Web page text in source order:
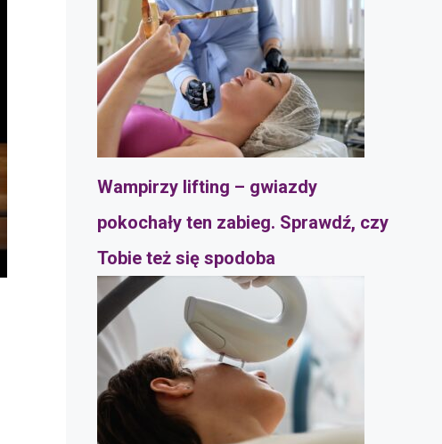
Wampirzy lifting – gwiazdy
pokochały ten zabieg. Sprawdź, czy
Tobie też się spodoba